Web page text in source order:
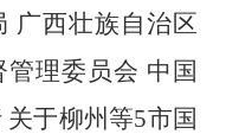
广西壮族自治区
理委员会 中国
关于柳州等5市国